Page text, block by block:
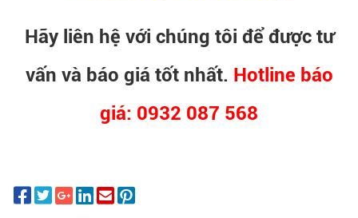
Hãy liên hệ với chúng tôi để được tư
vấn và báo giá tốt nhất. Hotline báo
giá: 0932 087 568